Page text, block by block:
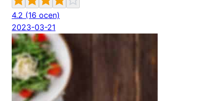
4.2 (16 ocen)
2023-03-21